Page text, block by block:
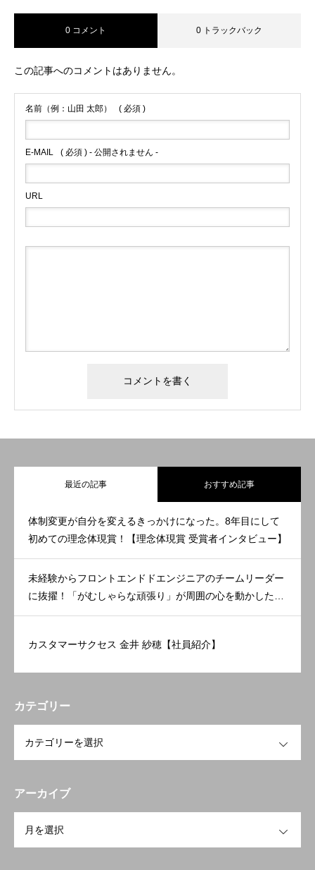
0 コメント 0 トラックバック
この記事へのコメントはありません。
名前（例：山田 太郎） ( 必須 )
E-MAIL ( 必須 ) - 公開されません -
URL
最近の記事 おすすめ記事
体制変更が自分を変えるきっかけになった。8年目にして
初めての理念体現賞！【理念体現賞 受賞者インタビュー】
未経験からフロントエンドドエンジニアのチームリーダー
に抜擢！「がむしゃらな頑張り」が周囲の心を動かした。
【理念体現賞 受賞者インタビュー】
カスタマーサクセス 金井 紗穂【社員紹介】
カテゴリー
アーカイブ